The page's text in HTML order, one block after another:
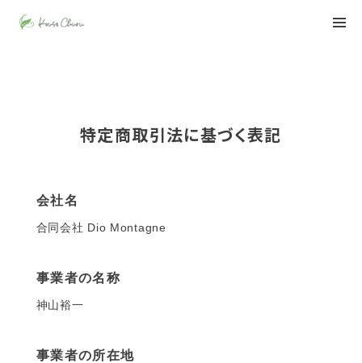
特定商取引法に基づく表記
会社名
合同会社 Dio Montagne
事業者の名称
神山裕一
事業者の所在地